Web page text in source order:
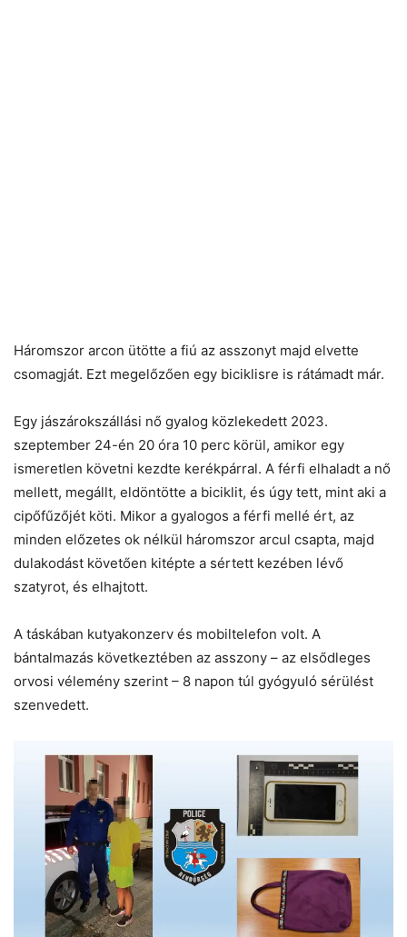
Háromszor arcon ütötte a fiú az asszonyt majd elvette
csomagját. Ezt megelőzően egy biciklisre is rátámadt már.
Egy jászárokszállási nő gyalog közlekedett 2023.
szeptember 24-én 20 óra 10 perc körül, amikor egy
ismeretlen követni kezdte kerékpárral. A férfi elhaladt a nő
mellett, megállt, eldöntötte a biciklit, és úgy tett, mint aki a
cipőfűzőjét köti. Mikor a gyalogos a férfi mellé ért, az
minden előzetes ok nélkül háromszor arcul csapta, majd
dulakodást követően kitépte a sértett kezében lévő
szatyrot, és elhajtott.
A táskában kutyakonzerv és mobiltelefon volt. A
bántalmazás következtében az asszony – az elsődleges
orvosi vélemény szerint – 8 napon túl gyógyuló sérülést
szenvedett.